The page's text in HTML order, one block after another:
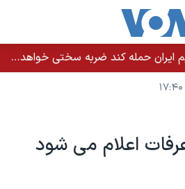
نخست وزیر اسرائيل: اگر رژیم ایران حمله کند ضربه سختی خواهد خورد
اعلام می شود